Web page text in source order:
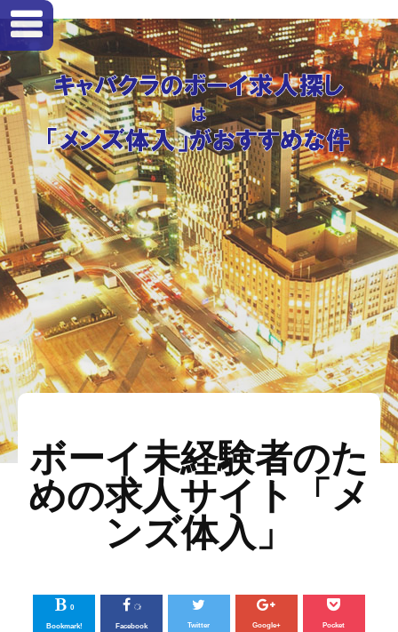
ボーイ未経験者のた
めの求人サイト「メ
ンズ体入」
0
Bookmark! Facebook Twitter Google+ Pocket